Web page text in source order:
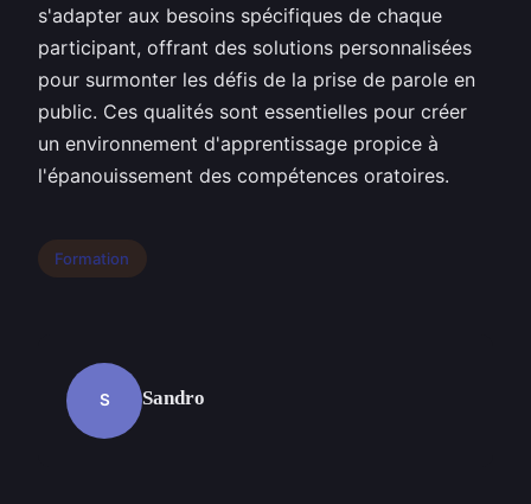
s'adapter aux besoins spécifiques de chaque
participant, offrant des solutions personnalisées
pour surmonter les défis de la prise de parole en
public. Ces qualités sont essentielles pour créer
un environnement d'apprentissage propice à
l'épanouissement des compétences oratoires.
Formation
S Sandro